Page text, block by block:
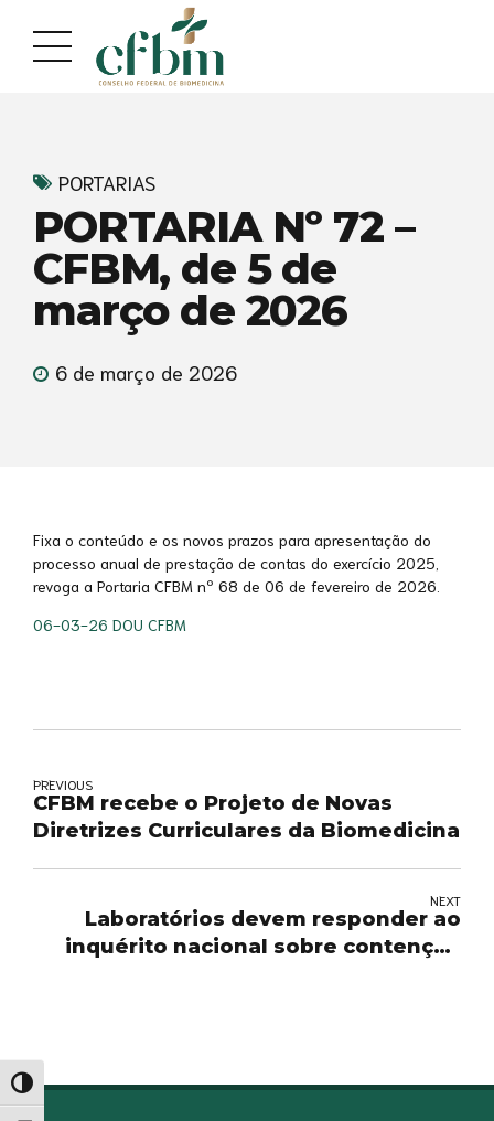
conteúdo
navegação
Alternar alto contraste
PORTARIAS
PORTARIA Nº 72 –
CFBM, de 5 de
março de 2026
6 de março de 2026
Fixa o conteúdo e os novos prazos para apresentação do
processo anual de prestação de contas do exercício 2025,
revoga a Portaria CFBM nº 68 de 06 de fevereiro de 2026.
06-03-26 DOU CFBM
PREVIOUS
CFBM recebe o Projeto de Novas
Diretrizes Curriculares da Biomedicina
NEXT
Laboratórios devem responder ao
inquérito nacional sobre contenção